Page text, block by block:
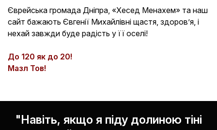
Єврейська громада Дніпра, «Хесед Менахем» та наш
сайт бажають Євгенії Михайлівні щастя, здоров’я, і
нехай завжди буде радість у її оселі!
До 120 як до 20!
Мазл Тов!
"Навіть, якщо я піду долиною тіні
Я єврей за
Мамою
Обидва батьки
Інше